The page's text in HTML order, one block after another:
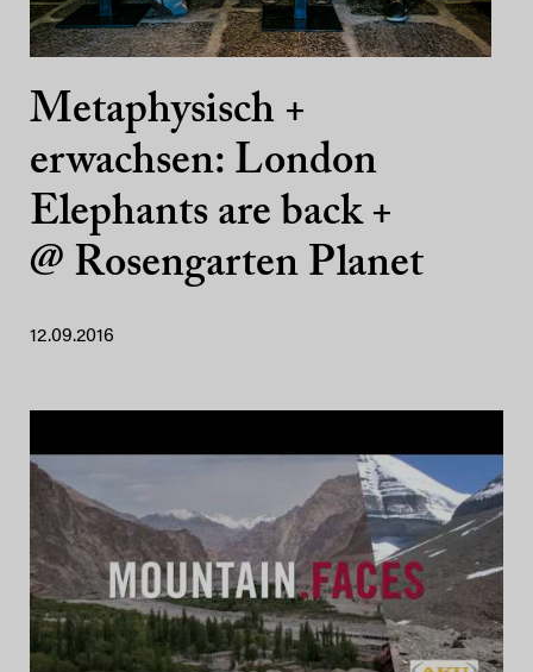
Metaphysisch +
erwachsen: London
Elephants are back +
@ Rosengarten Planet
12.09.2016